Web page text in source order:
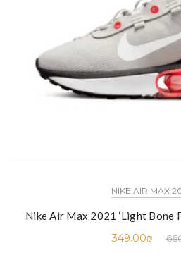
NIKE AIR MAX
Nike Air Max 2021 ‘Light Bone
349.00₪